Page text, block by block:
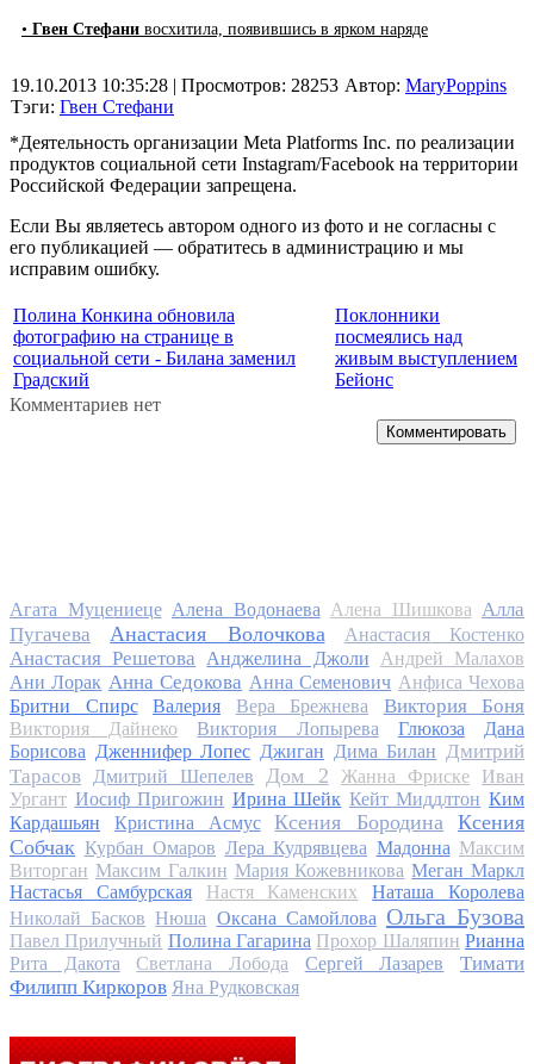
• Гвен Стефани восхитила, появившись в ярком наряде
19.10.2013 10:35:28 | Просмотров: 28253
Тэги: Гвен Стефани
Автор: MaryPoppins
*Деятельность организации Meta Platforms Inc. по реализации
продуктов социальной сети Instagram/Facebook на территории
Российской Федерации запрещена.
Если Вы являетесь автором одного из фото и не согласны с
его публикацией — обратитесь в администрацию и мы
исправим ошибку.
Полина Конкина обновила
фотографию на странице в
социальной сети - Билана заменил
Градский
Поклонники
посмеялись над
живым выступлением
Бейонс
Комментариев нет
Комментировать
Агата Муцениеце Алена Водонаева Алена Шишкова Алла
Пугачева
Анастасия Волочкова Анастасия Костенко
Анастасия Решетова Анджелина Джоли
Андрей Малахов
Ани Лорак Анна Седокова Анна Семенович Анфиса Чехова
Бритни Спирс
Валерия Вера Брежнева Виктория Боня
Виктория Дайнеко Виктория Лопырева Глюкоза
Дана
Борисова Дженнифер Лопес Джиган Дима Билан Дмитрий
Тарасов
Дмитрий Шепелев Дом 2 Жанна Фриске
Иван
Ургант Иосиф Пригожин Ирина Шейк Кейт Миддлтон Ким
Кардашьян
Кристина Асмус Ксения Бородина
Ксения
Собчак Курбан Омаров Лера Кудрявцева Мадонна Максим
Виторган Максим Галкин Мария Кожевникова Меган Маркл
Настасья Самбурская
Настя Каменских
Наташа Королева
Николай Басков Нюша Оксана Самойлова Ольга Бузова
Павел Прилучный Полина Гагарина Прохор Шаляпин Рианна
Рита Дакота
Светлана Лобода Сергей Лазарев
Тимати
Филипп Киркоров Яна Рудковская